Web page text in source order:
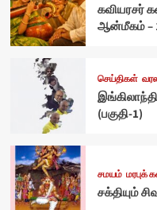
கவியரசர்
ஆன்மீகம் –
செய்திகள்
(பகுதி-1)
சமயம் மரபுக்
சக்தியும்